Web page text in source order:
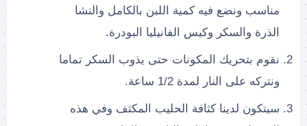
مناسب ونضع فيه كمية اللبن بالكامل والنشا
الذرة والسكر وكيس الفانيليا البودرة.
نقوم بتحريك المكونات حتى يذوب السكر تماما
ونتركه على النار لمدة 1/2 ساعة.
سيتكون لدينا كثافة الحليب المكثف وفي هذه